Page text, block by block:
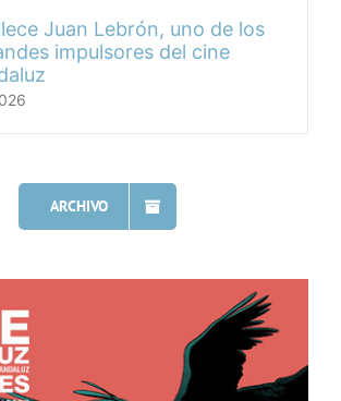
Juan Lebrón, uno de los
impulsores del cine
ARCHIVO